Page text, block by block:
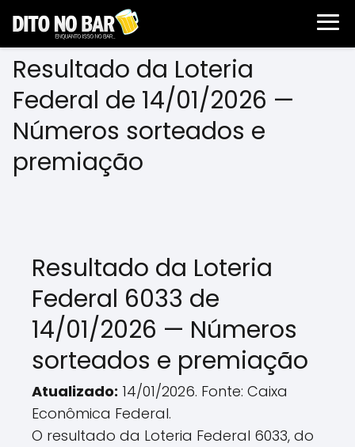
Resultado da Loteria
Federal de 14/01/2026 —
Números sorteados e
premiação
Resultado da Loteria
Federal 6033 de
14/01/2026 — Números
sorteados e premiação
Atualizado: 14/01/2026. Fonte: Caixa
Econômica Federal.
O resultado da Loteria Federal 6033, do